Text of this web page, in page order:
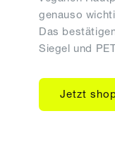
genauso
Das
Siegel und
Jetzt